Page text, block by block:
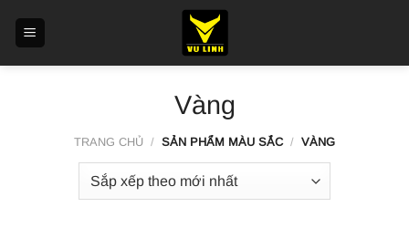
Vàng
TRANG CHỦ / SẢN PHẨM MÀU SẮC / VÀNG